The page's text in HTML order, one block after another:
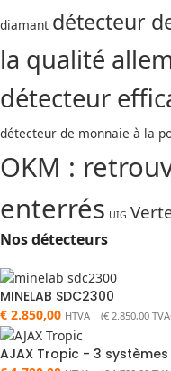
diamant détecteur
la qualité
détecteur
détecteur de monnaie à la
OKM :
enterrés UIG
Nos détecteurs
MINELAB SDC2300
€ 2.850,00 HTVA (€ 2.850,00
AJAX Tropic - 3 systèmes